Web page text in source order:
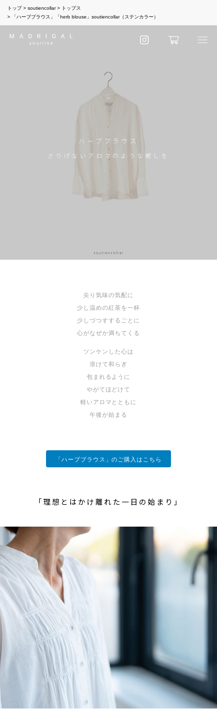
トップ soutiencollar
トップス
「ハーブブラウス」「herb blouse」soutiencollar（ステンカラー）
ハーブブラウス
さりげないアロマのような癒しを
尖り気味の気配に
少し温めの紅茶を一杯
少しづつすするごとに
心がなぜか満ちてくる
ツンケンした心は
溶けて和らぎ
包まれるように
やがてほどけて
軽いアロマとともに
午後が始まる
「ハーブブラウス」のご購入はこちら
「理想とはかけ離れた一日の始まり」